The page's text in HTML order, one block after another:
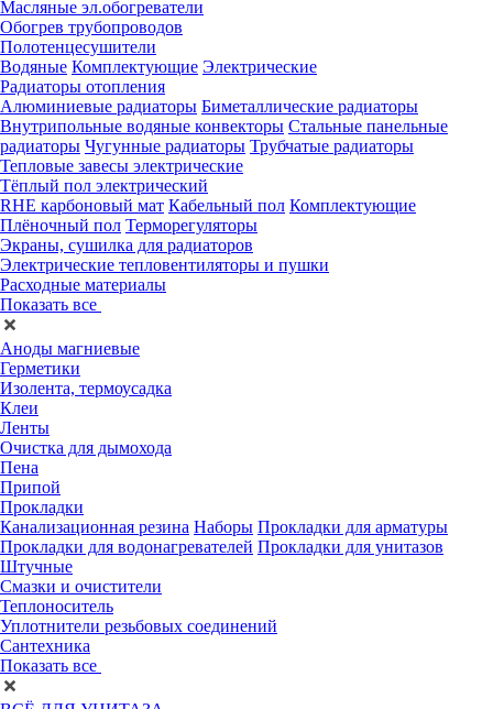
Масляные эл.обогреватели
Обогрев трубопроводов
Полотенцесушители
Водяные Комплектующие Электрические
Радиаторы отопления
Алюминиевые радиаторы Биметаллические радиаторы
Внутрипольные водяные конвекторы Стальные панельные
радиаторы Чугунные радиаторы Трубчатые радиаторы
Тепловые завесы электрические
Тёплый пол электрический
RHE карбоновый мат Кабельный пол Комплектующие
Плёночный пол Терморегуляторы
Экраны, сушилка для радиаторов
Электрические тепловентиляторы и пушки
Расходные материалы
Показать все
Аноды магниевые
Герметики
Изолента, термоусадка
Клеи
Ленты
Очистка для дымохода
Пена
Припой
Прокладки
Канализационная резина Наборы Прокладки для арматуры
Прокладки для водонагревателей Прокладки для унитазов
Штучные
Смазки и очистители
Теплоноситель
Уплотнители резьбовых соединений
Сантехника
Показать все